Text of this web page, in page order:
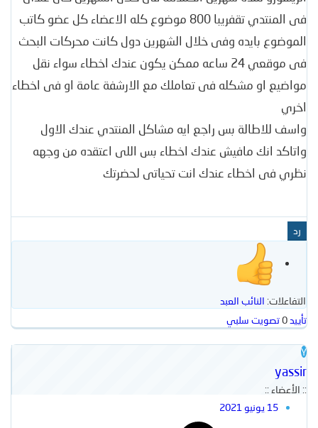
فى المنتدي تقفريبا 800 موضوع كله الاعضاء كل عضو كاتب
الموضوع بايده وفى خلال الشهرين دول كانت محركات البحث
فى موقعي 24 ساعه ممكن يكون عندك اخطاء سواء نقل
مواضيع او مشكله فى تعاملك مع الارشفة عامة او فى اخطاء
اخري
واسف للاطالة بس راجع ايه مشاكل المنتدي عندك الاول
واتاكد انك مافيش عندك اخطاء بس اللى اعتقده من وجهه
نظري فى اخطاء عندك انت تحياتى لحضرتك
رد
التفاعلات: النائب العبد
تأييد0تصويت سلبي
Y
yassir
:: الأعضاء ::
15 يونيو 2021